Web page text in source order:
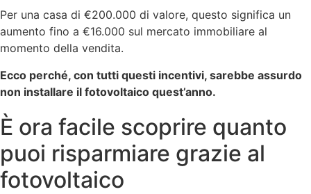
Per una casa di €200.000 di valore, questo significa un
aumento fino a €16.000 sul mercato immobiliare al
momento della vendita.
Ecco perché, con tutti questi incentivi, sarebbe assurdo
non installare il fotovoltaico quest’anno.
È ora facile scoprire quanto
puoi risparmiare grazie al
fotovoltaico